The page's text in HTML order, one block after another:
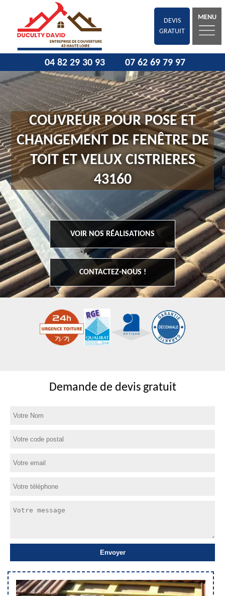
DEVIS
GRATUIT
MENU
04 82 29 30 93 07 62 69 79 97
COUVREUR POUR POSE ET
CHANGEMENT DE FENÊTRE DE
TOIT ET VELUX CISTRIERES
43160
VOIR NOS RÉALISATIONS
CONTACTEZ-NOUS !
Demande de devis gratuit